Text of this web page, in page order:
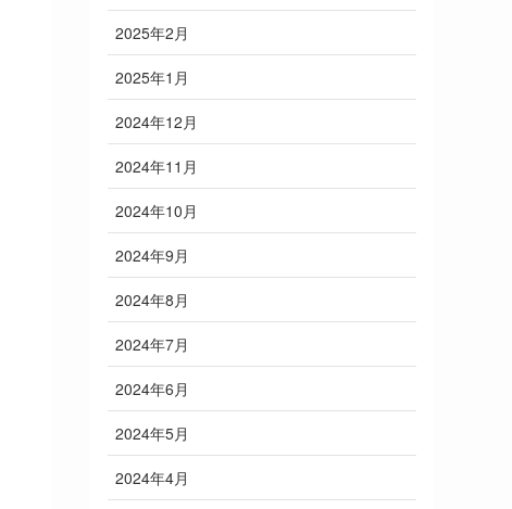
2025年2月
2025年1月
2024年12月
2024年11月
2024年10月
2024年9月
2024年8月
2024年7月
2024年6月
2024年5月
2024年4月